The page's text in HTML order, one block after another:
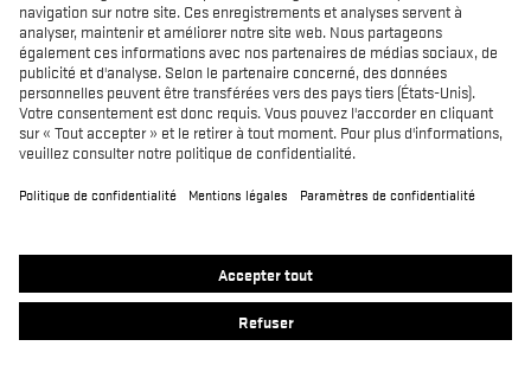
Distributeurs
Produits
MACSOLE SPORT
MACSOLE ADVENTURE 3.0